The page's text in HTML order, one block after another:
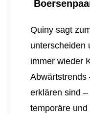
Quiny sagt
unterscheiden
immer wieder
Abwärtstrends
erklären sind
temporäre